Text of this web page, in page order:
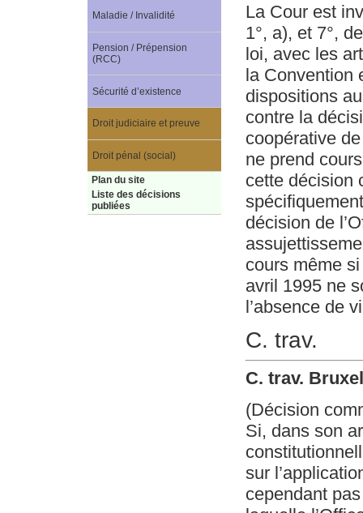
La Cour est
1°, a), et 7°,
loi, avec les
la Convention
dispositions
contre la
coopérative
ne prend
cette décision
décision de
cours même
avril 1995 ne
l’absence de
C. trav.
C. trav.
(Décision
Si, dans son
sur
cependant
Maladie / Invalidité
Pension / Prépension
(RCC)
Sécurité d’existence
Droit judiciaire et preuve
Droit pénal (social)
Plan du site
Liste des décisions
publiées